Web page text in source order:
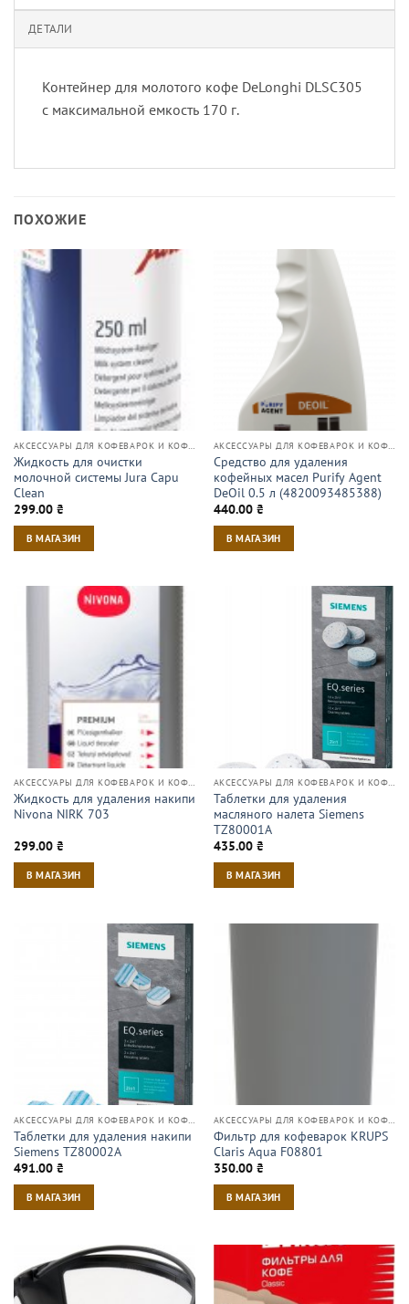
ДЕТАЛИ
Контейнер для молотого кофе DeLonghi DLSC305
с максимальной емкость 170 г.
ПОХОЖИЕ
АКСЕССУАРЫ ДЛЯ КОФЕВАРОК И КОФЕМАШИН
Жидкость для очистки
молочной системы Jura Capu
Clean
299.00 ₴
В МАГАЗИН
АКСЕССУАРЫ ДЛЯ КОФЕВАРОК И КОФЕМАШИН
Средство для удаления
кофейных масел Purify Agent
DeOil 0.5 л (4820093485388)
440.00 ₴
В МАГАЗИН
АКСЕССУАРЫ ДЛЯ КОФЕВАРОК И КОФЕМАШИН
Жидкость для удаления накипи
Nivona NIRK 703
299.00 ₴
В МАГАЗИН
АКСЕССУАРЫ ДЛЯ КОФЕВАРОК И КОФЕМАШИН
Таблетки для удаления
масляного налета Siemens
TZ80001A
435.00 ₴
В МАГАЗИН
АКСЕССУАРЫ ДЛЯ КОФЕВАРОК И КОФЕМАШИН
Таблетки для удаления накипи
Siemens TZ80002A
491.00 ₴
В МАГАЗИН
АКСЕССУАРЫ ДЛЯ КОФЕВАРОК И КОФЕМАШИН
Фильтр для кофеварок KRUPS
Claris Aqua F08801
350.00 ₴
В МАГАЗИН